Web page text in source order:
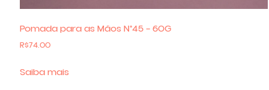
Pomada para as Mãos N°45 – 60G
R$74.00
Saiba mais